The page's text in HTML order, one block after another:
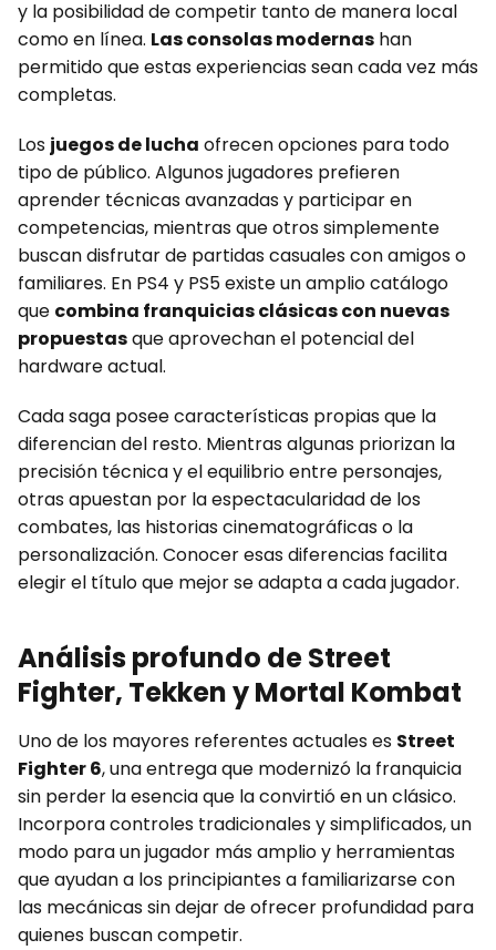
y la posibilidad de competir tanto de manera local
como en línea. Las consolas modernas han
permitido que estas experiencias sean cada vez más
completas.
Los juegos de lucha ofrecen opciones para todo
tipo de público. Algunos jugadores prefieren
aprender técnicas avanzadas y participar en
competencias, mientras que otros simplemente
buscan disfrutar de partidas casuales con amigos o
familiares. En PS4 y PS5 existe un amplio catálogo
que combina franquicias clásicas con nuevas
propuestasque aprovechan el potencial del
hardware actual.
Cada saga posee características propias que la
diferencian del resto. Mientras algunas priorizan la
precisión técnica y el equilibrio entre personajes,
otras apuestan por la espectacularidad de los
combates, las historias cinematográficas o la
personalización. Conocer esas diferencias facilita
elegir el título que mejor se adapta a cada jugador.
Análisis profundo de Street
Fighter, Tekken y Mortal Kombat
Uno de los mayores referentes actuales es Street
Fighter 6, una entrega que modernizó la franquicia
sin perder la esencia que la convirtió en un clásico.
Incorpora controles tradicionales y simplificados, un
modo para un jugador más amplio y herramientas
que ayudan a los principiantes a familiarizarse con
las mecánicas sin dejar de ofrecer profundidad para
quienes buscan competir.